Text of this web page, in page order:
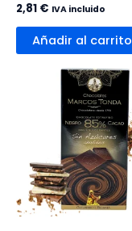
2,81 € IVA incluido
Añadir al carrito